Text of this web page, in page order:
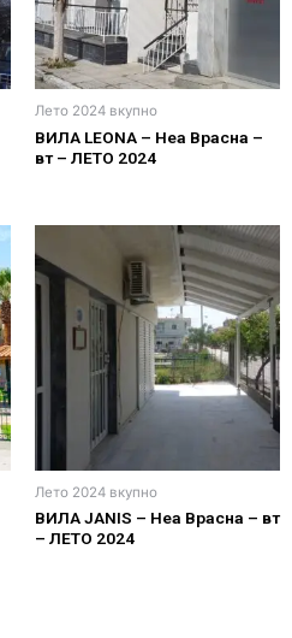
Лето 2024 вкупно
ВИЛА LEONA – Неа Врасна –
вт – ЛЕТО 2024
Лето 2024 вкупно
ВИЛА ЈANIS – Неа Врасна – вт
– ЛЕТО 2024